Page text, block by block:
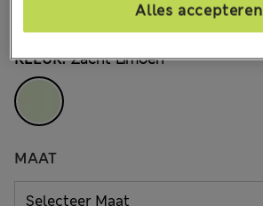
4 Beoordelingen
KLEUR: Zacht Limoen
MAAT
Alles accepteren